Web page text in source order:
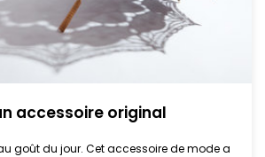
accessoire original
goût du jour. Cet accessoire de mode a